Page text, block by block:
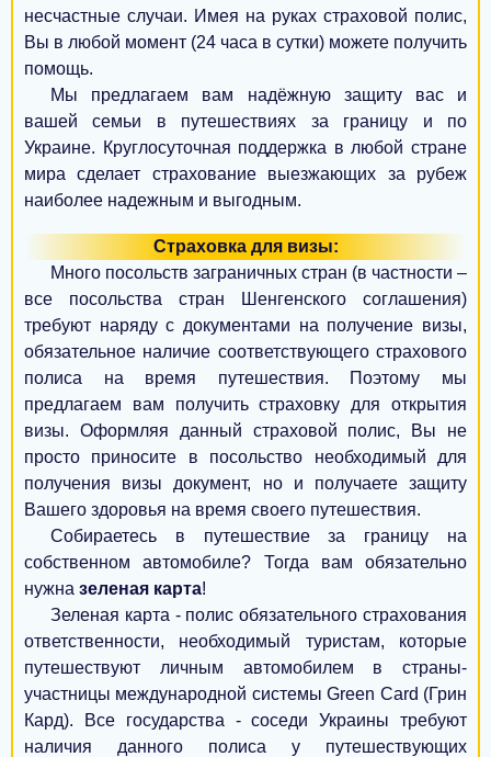
Кропивницкий
Черновцы
Кременчуг
Тернополь
Ивано-Франковск
Луцк
Белая Церковь
Мелитополь
Никополь
Бердянск
Павлоград
Ужгород
Каменец-Подольский
Хрустальный
Александрия
Конотоп
несчастные случаи. Имея на руках страховой полис,
Вы в любой момент (24 часа в сутки) можете получить
помощь.
Мы предлагаем вам надёжную защиту вас и
вашей семьи в путешествиях за границу и по
Украине. Круглосуточная поддержка в любой стране
мира сделает страхование выезжающих за рубеж
наиболее надежным и выгодным.
Страховка для визы:
Много посольств заграничных стран (в частности –
все посольства стран Шенгенского соглашения)
требуют наряду с документами на получение визы,
обязательное наличие соответствующего страхового
полиса на время путешествия. Поэтому мы
предлагаем вам получить страховку для открытия
визы. Оформляя данный страховой полис, Вы не
просто приносите в посольство необходимый для
получения визы документ, но и получаете защиту
Вашего здоровья на время своего путешествия.
Собираетесь в путешествие за границу на
собственном автомобиле? Тогда вам обязательно
нужна зеленая карта!
Зеленая карта - полис обязательного страхования
ответственности, необходимый туристам, которые
путешествуют личным автомобилем в страны-
участницы международной системы Green Card (Грин
Кард). Все государства - соседи Украины требуют
наличия данного полиса у путешествующих